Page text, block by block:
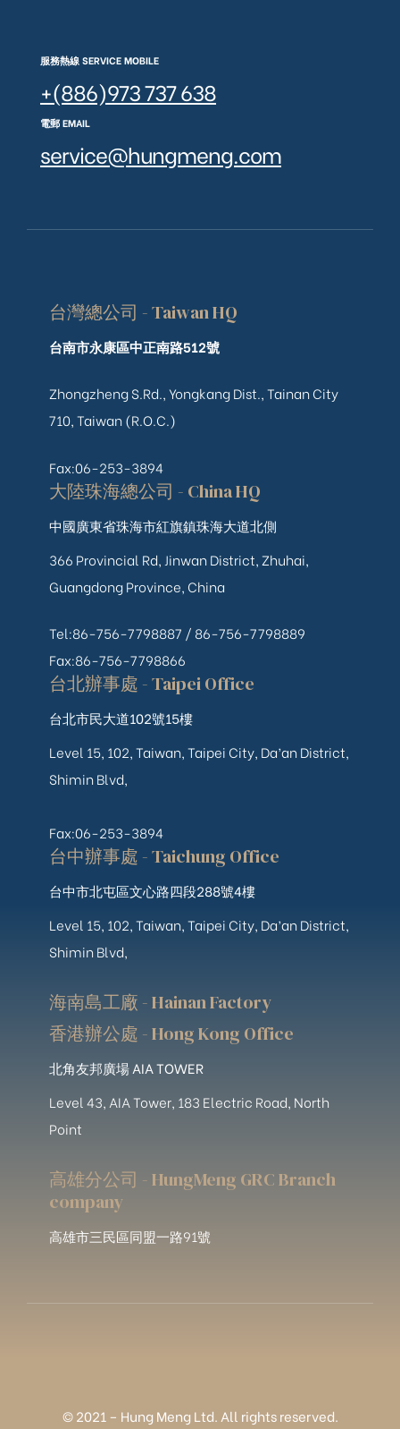
服務熱線 SERVICE MOBILE
+(886)973 737 638
電郵 EMAIL
service@hungmeng.com
台灣總公司 - Taiwan HQ
台南市永康區中正南路512號
Zhongzheng S.Rd., Yongkang Dist., Tainan City
710, Taiwan (R.O.C.)
Fax:06-253-3894
大陸珠海總公司 - China HQ
中國廣東省珠海市紅旗鎮珠海大道北側
366 Provincial Rd, Jinwan District, Zhuhai,
Guangdong Province, China
Tel:86-756-7798887 / 86-756-7798889
Fax:86-756-7798866
台北辦事處 - Taipei Office
台北市民大道102號15樓
Level 15, 102, Taiwan, Taipei City, Da’an District,
Shimin Blvd,
Fax:06-253-3894
台中辦事處 - Taichung Office
台中市北屯區文心路四段288號4樓
Level 15, 102, Taiwan, Taipei City, Da’an District,
Shimin Blvd,
海南島工廠 - Hainan Factory
香港辦公處 - Hong Kong Office
北角友邦廣場 AIA TOWER
Level 43, AIA Tower, 183 Electric Road, North
Point
高雄分公司 - HungMeng GRC Branch
company
高雄市三民區同盟一路91號
© 2021 – Hung Meng Ltd. All rights reserved.